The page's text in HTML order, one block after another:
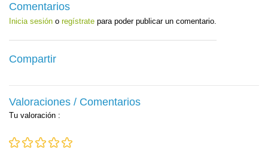
Comentarios
Inicia sesión o regístrate para poder publicar un comentario.
Compartir
Valoraciones / Comentarios
Tu valoración :